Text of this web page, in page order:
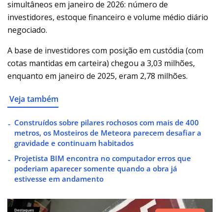
simultâneos em janeiro de 2026: número de
investidores, estoque financeiro e volume médio diário
negociado.
A base de investidores com posição em custódia (com
cotas mantidas em carteira) chegou a 3,03 milhões,
enquanto em janeiro de 2025, eram 2,78 milhões.
Veja também
Construídos sobre pilares rochosos com mais de 400
metros, os Mosteiros de Meteora parecem desafiar a
gravidade e continuam habitados
Projetista BIM encontra no computador erros que
poderiam aparecer somente quando a obra já
estivesse em andamento